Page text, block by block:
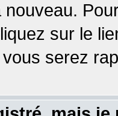
sur le
serez